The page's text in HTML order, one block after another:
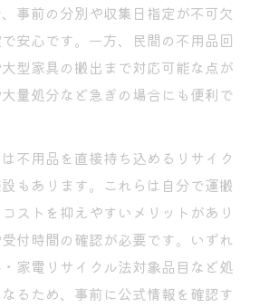
事前の分別や収集日指定が不可欠
安心です。一方、民間の不用品回
型家具の搬出まで対応可能な点が
量処分など急ぎの場合にも便利で
不用品を直接持ち込めるリサイク
もあります。これらは自分で運搬
ストを抑えやすいメリットがあり
付時間の確認が必要です。いずれ
家電リサイクル法対象品目など処
るため、事前に公式情報を確認す